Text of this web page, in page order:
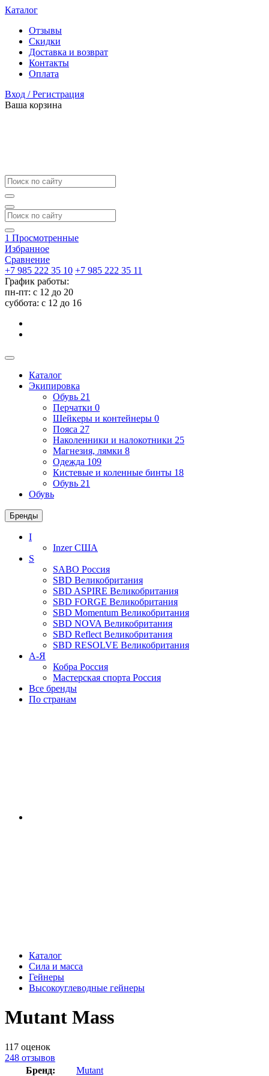
Каталог
Отзывы
Скидки
Доставка и возврат
Контакты
Оплата
Вход / Регистрация
Ваша корзина
1 Просмотренные
Избранное
Сравнение
+7 985 222 35 10 +7 985 222 35 11
График работы:
пн-пт: с 12 до 20
суббота: c 12 до 16
Каталог
Экипировка
Обувь 21
Перчатки 0
Шейкеры и контейнеры 0
Пояса 27
Наколенники и налокотники 25
Магнезия, лямки 8
Одежда 109
Кистевые и коленные бинты 18
Обувь 21
Обувь
Бренды
I
InzerСША
S
SABO Россия
SBD Великобритания
SBD ASPIRE Великобритания
SBD FORGE Великобритания
SBD Momentum Великобритания
SBD NOVA Великобритания
SBD Reflect Великобритания
SBD RESOLVE Великобритания
А-Я
Кобра Россия
Мастерская спорта Россия
Все бренды
По странам
Каталог
Сила и масса
Гейнеры
Высокоуглеводные гейнеры
Mutant Mass
117 оценок
248 отзывов
Бренд:
Mutant